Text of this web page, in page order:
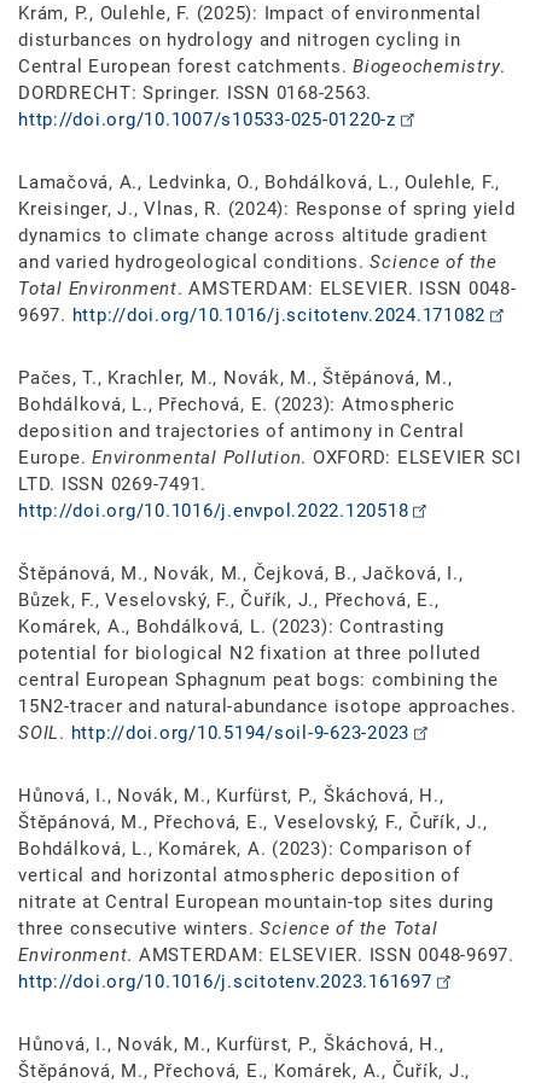
Krám, P., Oulehle, F. (2025): Impact of environmental
disturbances on hydrology and nitrogen cycling in
Central European forest catchments. Biogeochemistry.
DORDRECHT: Springer. ISSN 0168-2563.
http://doi.org/10.1007/s10533-025-01220-z
Lamačová, A., Ledvinka, O., Bohdálková, L., Oulehle, F.,
Kreisinger, J., Vlnas, R. (2024): Response of spring yield
dynamics to climate change across altitude gradient
and varied hydrogeological conditions.Science of the
Total Environment. AMSTERDAM: ELSEVIER. ISSN 0048-
9697. http://doi.org/10.1016/j.scitotenv.2024.171082
Pačes, T., Krachler, M., Novák, M., Štěpánová, M.,
Bohdálková, L., Přechová, E. (2023): Atmospheric
deposition and trajectories of antimony in Central
Europe. Environmental Pollution. OXFORD: ELSEVIER SCI
LTD. ISSN 0269-7491.
http://doi.org/10.1016/j.envpol.2022.120518
Štěpánová, M., Novák, M., Čejková, B., Jačková, I.,
Bůzek, F., Veselovský, F., Čuřík, J., Přechová, E.,
Komárek, A., Bohdálková, L. (2023): Contrasting
potential for biological N2 fixation at three polluted
central European Sphagnum peat bogs: combining the
15N2-tracer and natural-abundance isotope approaches.
SOIL. http://doi.org/10.5194/soil-9-623-2023
Hůnová, I., Novák, M., Kurfürst, P., Škáchová, H.,
Štěpánová, M., Přechová, E., Veselovský, F., Čuřík, J.,
Bohdálková, L., Komárek, A. (2023): Comparison of
vertical and horizontal atmospheric deposition of
nitrate at Central European mountain-top sites during
three consecutive winters.Science of the Total
Environment. AMSTERDAM: ELSEVIER. ISSN 0048-9697.
http://doi.org/10.1016/j.scitotenv.2023.161697
Hůnová, I., Novák, M., Kurfürst, P., Škáchová, H.,
Štěpánová, M., Přechová, E., Komárek, A., Čuřík, J.,